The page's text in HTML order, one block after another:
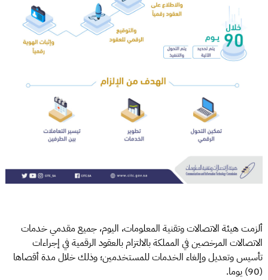
ألزمت هيئة الاتصالات وتقنية المعلومات، اليوم، جميع مقدمي خدمات
الاتصالات المرخصين في المملكة بالالتزام بالعقود الرقمية في إجراءات
تأسيس وتعديل وإلغاء الخدمات للمستخدمين؛ وذلك خلال مدة أقصاها
(90) يوما.